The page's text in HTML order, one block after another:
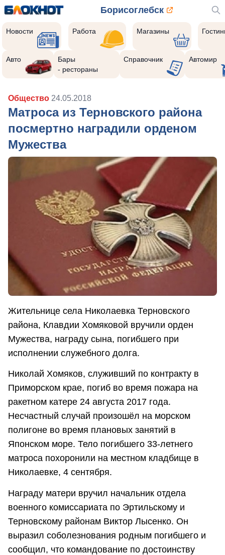
Борисоглебск
Новости Работа Магазины
Авто
Бары
- рестораны
Справочник Автомир
Общество 24.05.2018
Матроса из Терновского района
посмертно наградили орденом
Мужества
Жительнице села Николаевка Терновского
района, Клавдии Хомяковой вручили орден
Мужества, награду сына, погибшего при
исполнении служебного долга.
Николай Хомяков, служивший по контракту в
Приморском крае, погиб во время пожара на
ракетном катере 24 августа 2017 года.
Несчастный случай произошёл на морском
полигоне во время плановых занятий в
Японском море. Тело погибшего 33-летнего
матроса похоронили на местном кладбище в
Николаевке, 4 сентября.
Награду матери вручил начальник отдела
военного комиссариата по Эртильскому и
Терновскому районам Виктор Лысенко. Он
выразил соболезнования родным погибшего и
сообщил, что командование по достоинству